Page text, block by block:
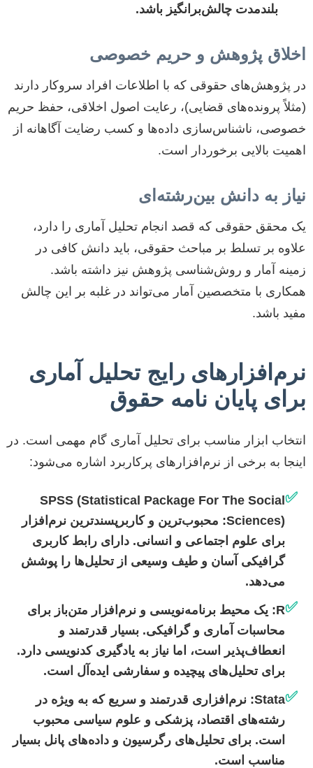
بلندمدت چالش‌برانگیز باشد.
اخلاق پژوهش و حریم خصوصی
در پژوهش‌های حقوقی که با اطلاعات افراد سروکار دارند
(مثلاً پرونده‌های قضایی)، رعایت اصول اخلاقی، حفظ حریم
خصوصی، ناشناس‌سازی داده‌ها و کسب رضایت آگاهانه از
اهمیت بالایی برخوردار است.
نیاز به دانش بین‌رشته‌ای
یک محقق حقوقی که قصد انجام تحلیل آماری را دارد،
علاوه بر تسلط بر مباحث حقوقی، باید دانش کافی در
زمینه آمار و روش‌شناسی پژوهش نیز داشته باشد.
همکاری با متخصصین آمار می‌تواند در غلبه بر این چالش
مفید باشد.
نرم‌افزارهای رایج تحلیل آماری
برای پایان نامه حقوق
انتخاب ابزار مناسب برای تحلیل آماری گام مهمی است. در
اینجا به برخی از نرم‌افزارهای پرکاربرد اشاره می‌شود:
✅
SPSS (Statistical Package For The Social
Sciences): محبوب‌ترین و کاربرپسندترین نرم‌افزار
برای علوم اجتماعی و انسانی. دارای رابط کاربری
گرافیکی آسان و طیف وسیعی از تحلیل‌ها را پوشش
می‌دهد.
✅
R: یک محیط برنامه‌نویسی و نرم‌افزار متن‌باز برای
محاسبات آماری و گرافیکی. بسیار قدرتمند و
انعطاف‌پذیر است، اما نیاز به یادگیری کدنویسی دارد.
برای تحلیل‌های پیچیده و سفارشی ایده‌آل است.
✅
Stata: نرم‌افزاری قدرتمند و سریع که به ویژه در
رشته‌های اقتصاد، پزشکی و علوم سیاسی محبوب
است. برای تحلیل‌های رگرسیون و داده‌های پانل بسیار
مناسب است.